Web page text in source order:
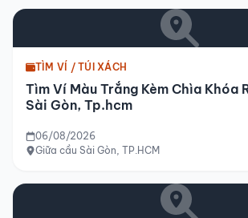
TÌM VÍ / TÚI XÁCH
Tìm Ví Màu Trắng Kèm Chìa Khóa
Sài Gòn, Tp.hcm
06/08/2026
Giữa cầu Sài Gòn, TP.HCM